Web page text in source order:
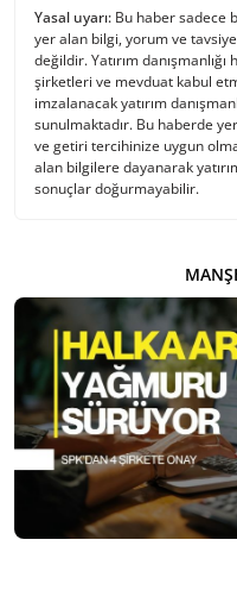
Yasal uyarı: Bu haber sadece
yer alan bilgi, yorum ve
değildir. Yatırım
şirketleri ve mevduat kabul
imzalanacak yatırım
sunulmaktadır. Bu haberde
ve getiri tercihinize uygun
alan bilgilere dayanarak
sonuçlar doğurmayabilir.